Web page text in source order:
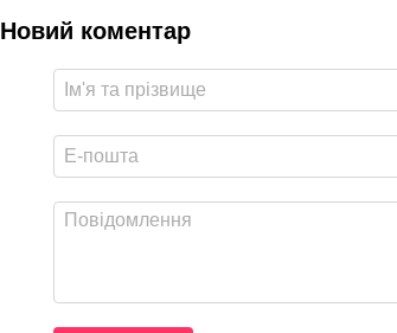
Новий коментар